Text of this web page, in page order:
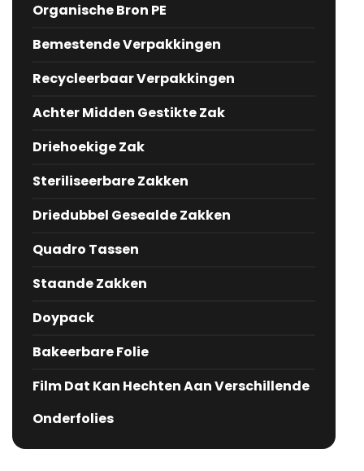
Organische Bron PE
Bemestende Verpakkingen
Recycleerbaar Verpakkingen
Achter Midden Gestikte Zak
Driehoekige Zak
Steriliseerbare Zakken
Driedubbel Gesealde Zakken
Quadro Tassen
Staande Zakken
Doypack
Bakeerbare Folie
Film Dat Kan Hechten Aan Verschillende
Onderfolies